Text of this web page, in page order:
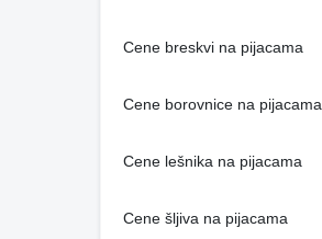
Cene breskvi na pijacama
Cene borovnice na pijacama
Cene lešnika na pijacama
Cene šljiva na pijacama